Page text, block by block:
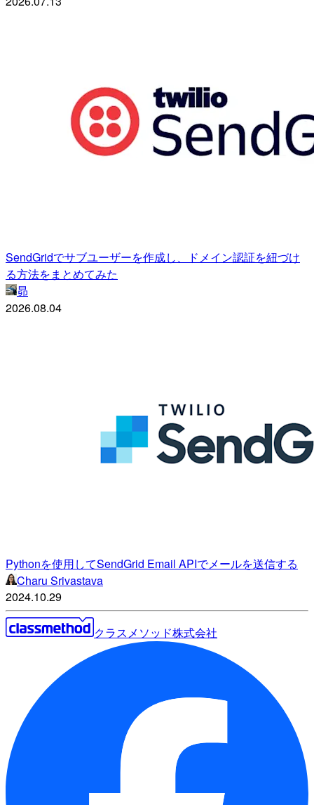
SendGridでサブユーザーを作成し、ドメイン認証を紐づけ
る方法をまとめてみた
昴
2026.08.04
Pythonを使用してSendGrid Email APIでメールを送信する
Charu Srivastava
2024.10.29
クラスメソッド株式会社